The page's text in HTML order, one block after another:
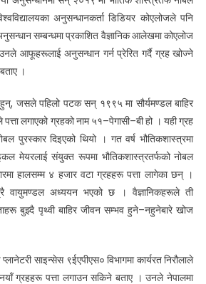
अनुसन्धानकर्ता डिडियर कोएलोजले पनि
सम्बन्धमा प्रकाशित वैज्ञानिक आलेखमा कोएलोज
आफूहरूलाई अनुसन्धान गर्न प्रेरित गर्दै ग्रह खोज्ने
।
हुन्, जसले पहिलो पटक सन् १९९५ मा सौर्यमण्डल बाहिर
लगाएको ग्रहको नाम ५१–पेगासी–बी हो । यही ग्रह
पुरस्कार दिइएको थियो । गत वर्ष भौतिकशास्त्रमा
मेयरलाई संयुक्त रूपमा भौतिकशास्त्रतर्फको नोबल
हालसम्म ४ हजार वटा ग्रहहरू पत्ता लागेका छन् ।
वायुमण्डल अध्ययन भएको छ । वैज्ञानिकहरूले ती
बुझ्दै पृथ्वी बाहिर जीवन सम्भव हुने–नहुनेबारे खोज
साइन्सेस ९ईएपीएस० विभागमा कार्यरत निरौलाले
ग्रहहरू पत्ता लगाउन सकिने बताए । उनले नेपालमा